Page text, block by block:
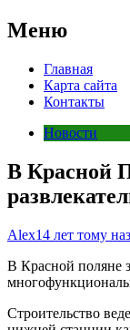
Меню
Главная
Карта сайта
Контакты
Новости
В Красной
Alex14 лет тому
В Красной поляне
Строительство